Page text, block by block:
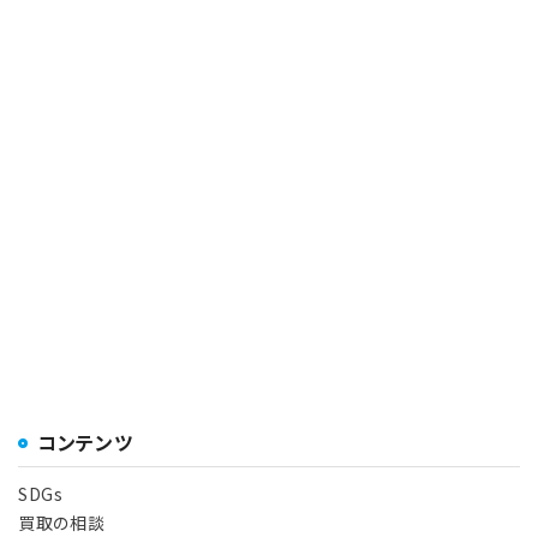
コンテンツ
SDGs
買取の相談